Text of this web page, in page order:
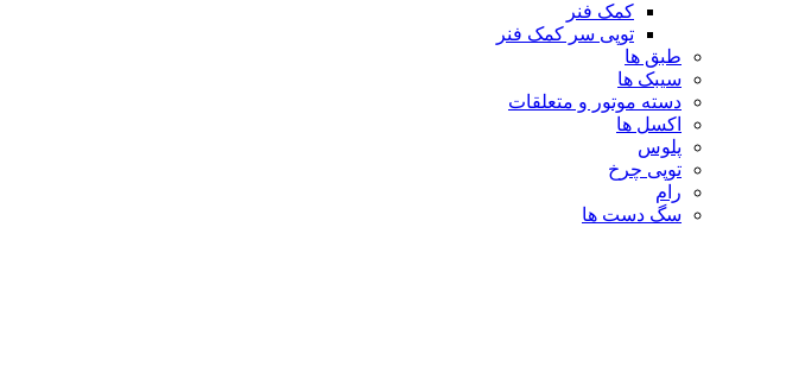
کمک فنر
توپی سر کمک فنر
طبق ها
سیبک ها
دسته موتور و متعلقات
اکسل ها
پلوس
توپی چرخ
رام
سگ دست ها